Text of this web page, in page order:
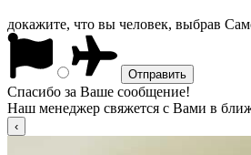
докажите, что вы человек, выбрав
Спасибо за Ваше сообщение!
Наш менеджер свяжется с Вами в